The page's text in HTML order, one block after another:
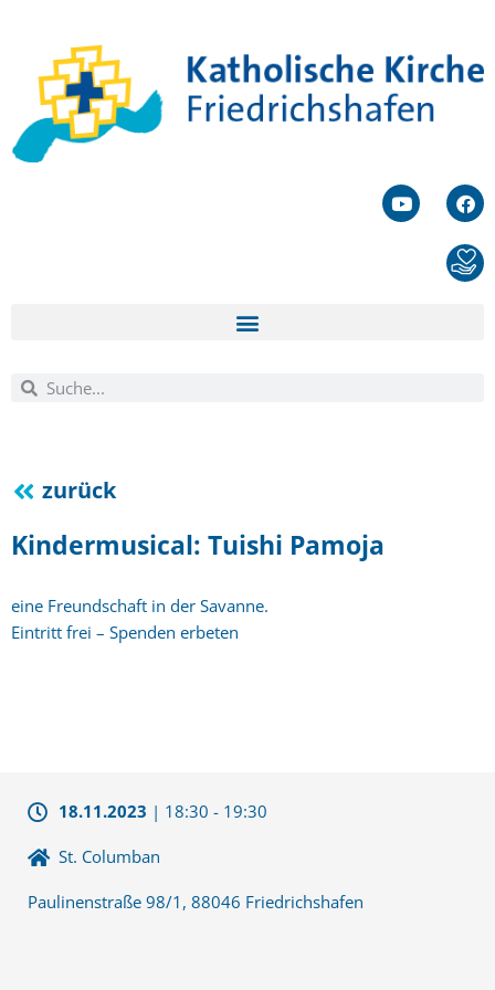
zurück
Kindermusical: Tuishi Pamoja
eine Freundschaft in der Savanne.
Eintritt frei – Spenden erbeten
18.11.2023 | 18:30 - 19:30
St. Columban
Paulinenstraße 98/1, 88046 Friedrichshafen